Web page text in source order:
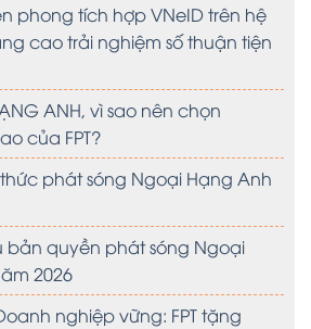
phong tích hợp VNeID trên hệ
cao trải nghiệm số thuận tiện
ANH, vì sao nên chọn
của FPT?
thức phát sóng Ngoại Hạng Anh
bản quyền phát sóng Ngoại
2026
nghiệp vững: FPT tặng